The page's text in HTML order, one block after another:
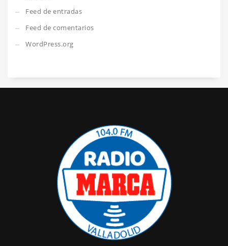
Feed de entradas
Feed de comentarios
WordPress.org